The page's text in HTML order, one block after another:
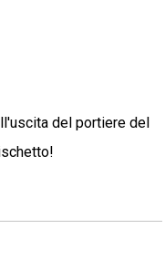
del portiere del